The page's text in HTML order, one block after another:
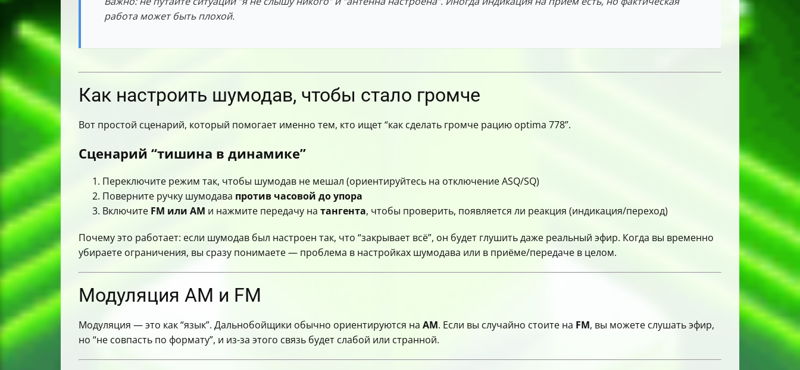
работа может быть плохой.
Как настроить шумодав, чтобы стало громче
Вот простой сценарий, который помогает именно тем, кто ищет “как сделать громче рацию optima 778”.
Сценарий “тишина в динамике”
Переключите режим так, чтобы шумодав не мешал (ориентируйтесь на отключение ASQ/SQ)
Поверните ручку шумодава против часовой до упора
Включите FM или AM и нажмите передачу на тангента, чтобы проверить, появляется ли реакция (индикация/переход)
Почему это работает: если шумодав был настроен так, что “закрывает всё”, он будет глушить даже реальный эфир. Когда вы временно
убираете ограничения, вы сразу понимаете — проблема в настройках шумодава или в приёме/передаче в целом.
Модуляция AM и FM
Модуляция — это как “язык”. Дальнобойщики обычно ориентируются на AM. Если вы случайно стоите на FM, вы можете слушать эфир,
но “не совпасть по формату”, и из-за этого связь будет слабой или странной.